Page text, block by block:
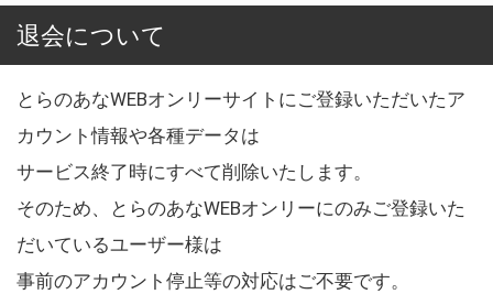
退会について
とらのあなWEBオンリーサイトにご登録いただいたア
カウント情報や各種データは
サービス終了時にすべて削除いたします。
そのため、とらのあなWEBオンリーにのみご登録いた
だいているユーザー様は
事前のアカウント停止等の対応はご不要です。